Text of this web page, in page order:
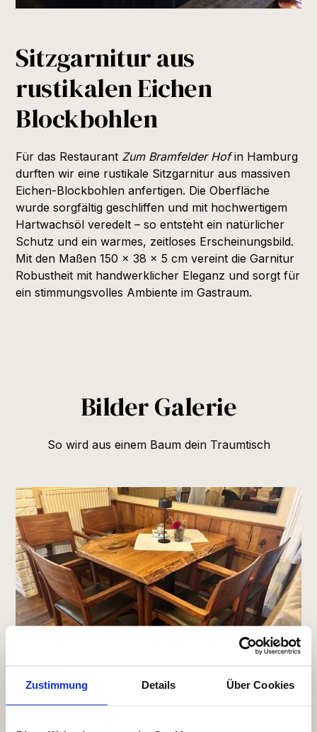
Zustimmung Details Über Cookies
Sitzgarnitur aus
rustikalen Eichen
Blockbohlen
Für das Restaurant Zum Bramfelder Hofin Hamburg
durften wir eine rustikale Sitzgarnitur aus massiven
Eichen-Blockbohlen anfertigen. Die Oberfläche
wurde sorgfältig geschliffen und mit hochwertigem
Hartwachsöl veredelt – so entsteht ein natürlicher
Schutz und ein warmes, zeitloses Erscheinungsbild.
Mit den Maßen 150 x 38 x 5 cm vereint die Garnitur
Robustheit mit handwerklicher Eleganz und sorgt für
ein stimmungsvolles Ambiente im Gastraum.
Bilder Galerie
So wird aus einem Baum dein Traumtisch